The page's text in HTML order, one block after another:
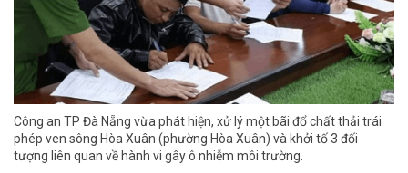
Công an TP Đà Nẵng vừa phát hiện, xử lý một bãi đổ chất thải trái
phép ven sông Hòa Xuân (phường Hòa Xuân) và khởi tố 3 đối
tượng liên quan về hành vi gây ô nhiễm môi trường.